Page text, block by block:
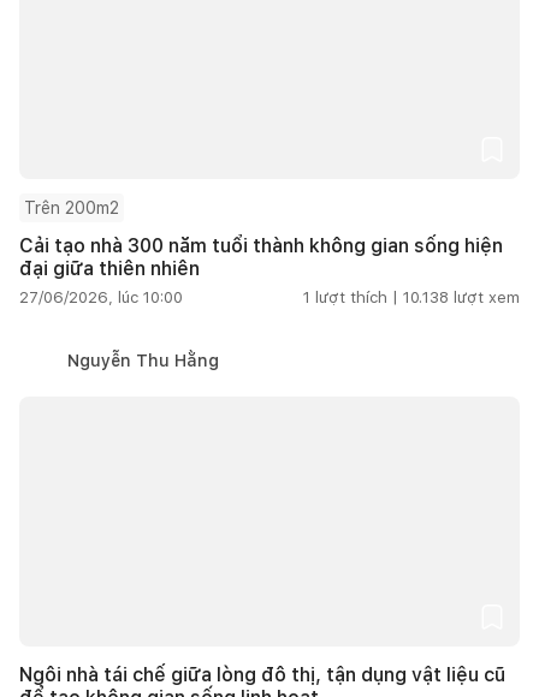
Trên 200m2
Cải tạo nhà 300 năm tuổi thành không gian sống hiện
đại giữa thiên nhiên
27/06/2026, lúc 10:00 1 lượt thích | 10.138 lượt xem
Nguyễn Thu Hằng
Ngôi nhà tái chế giữa lòng đô thị, tận dụng vật liệu cũ